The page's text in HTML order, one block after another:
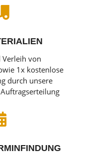
von
1x kostenlose
durch unsere